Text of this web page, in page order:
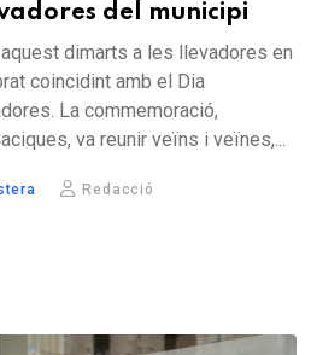
del municipi
dimarts a les llevadores en
coincidint amb el Dia
La commemoració,
va reunir veïns i veïnes,...
Redacció